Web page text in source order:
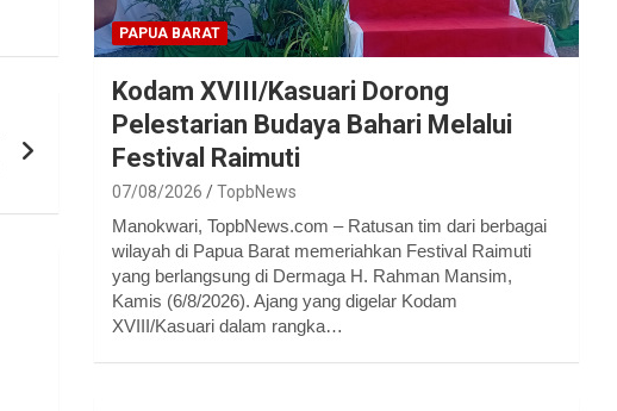
PAPUA BARAT
Kodam XVIII/Kasuari Dorong
Pelestarian Budaya Bahari Melalui
Festival Raimuti
07/08/2026 TopbNews
Manokwari, TopbNews.com – Ratusan tim dari berbagai
wilayah di Papua Barat memeriahkan Festival Raimuti
yang berlangsung di Dermaga H. Rahman Mansim,
Kamis (6/8/2026). Ajang yang digelar Kodam
XVIII/Kasuari dalam rangka…